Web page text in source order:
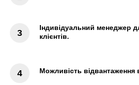
Індивідуальний менеджер
клієнтів.
Можливість відвантаження